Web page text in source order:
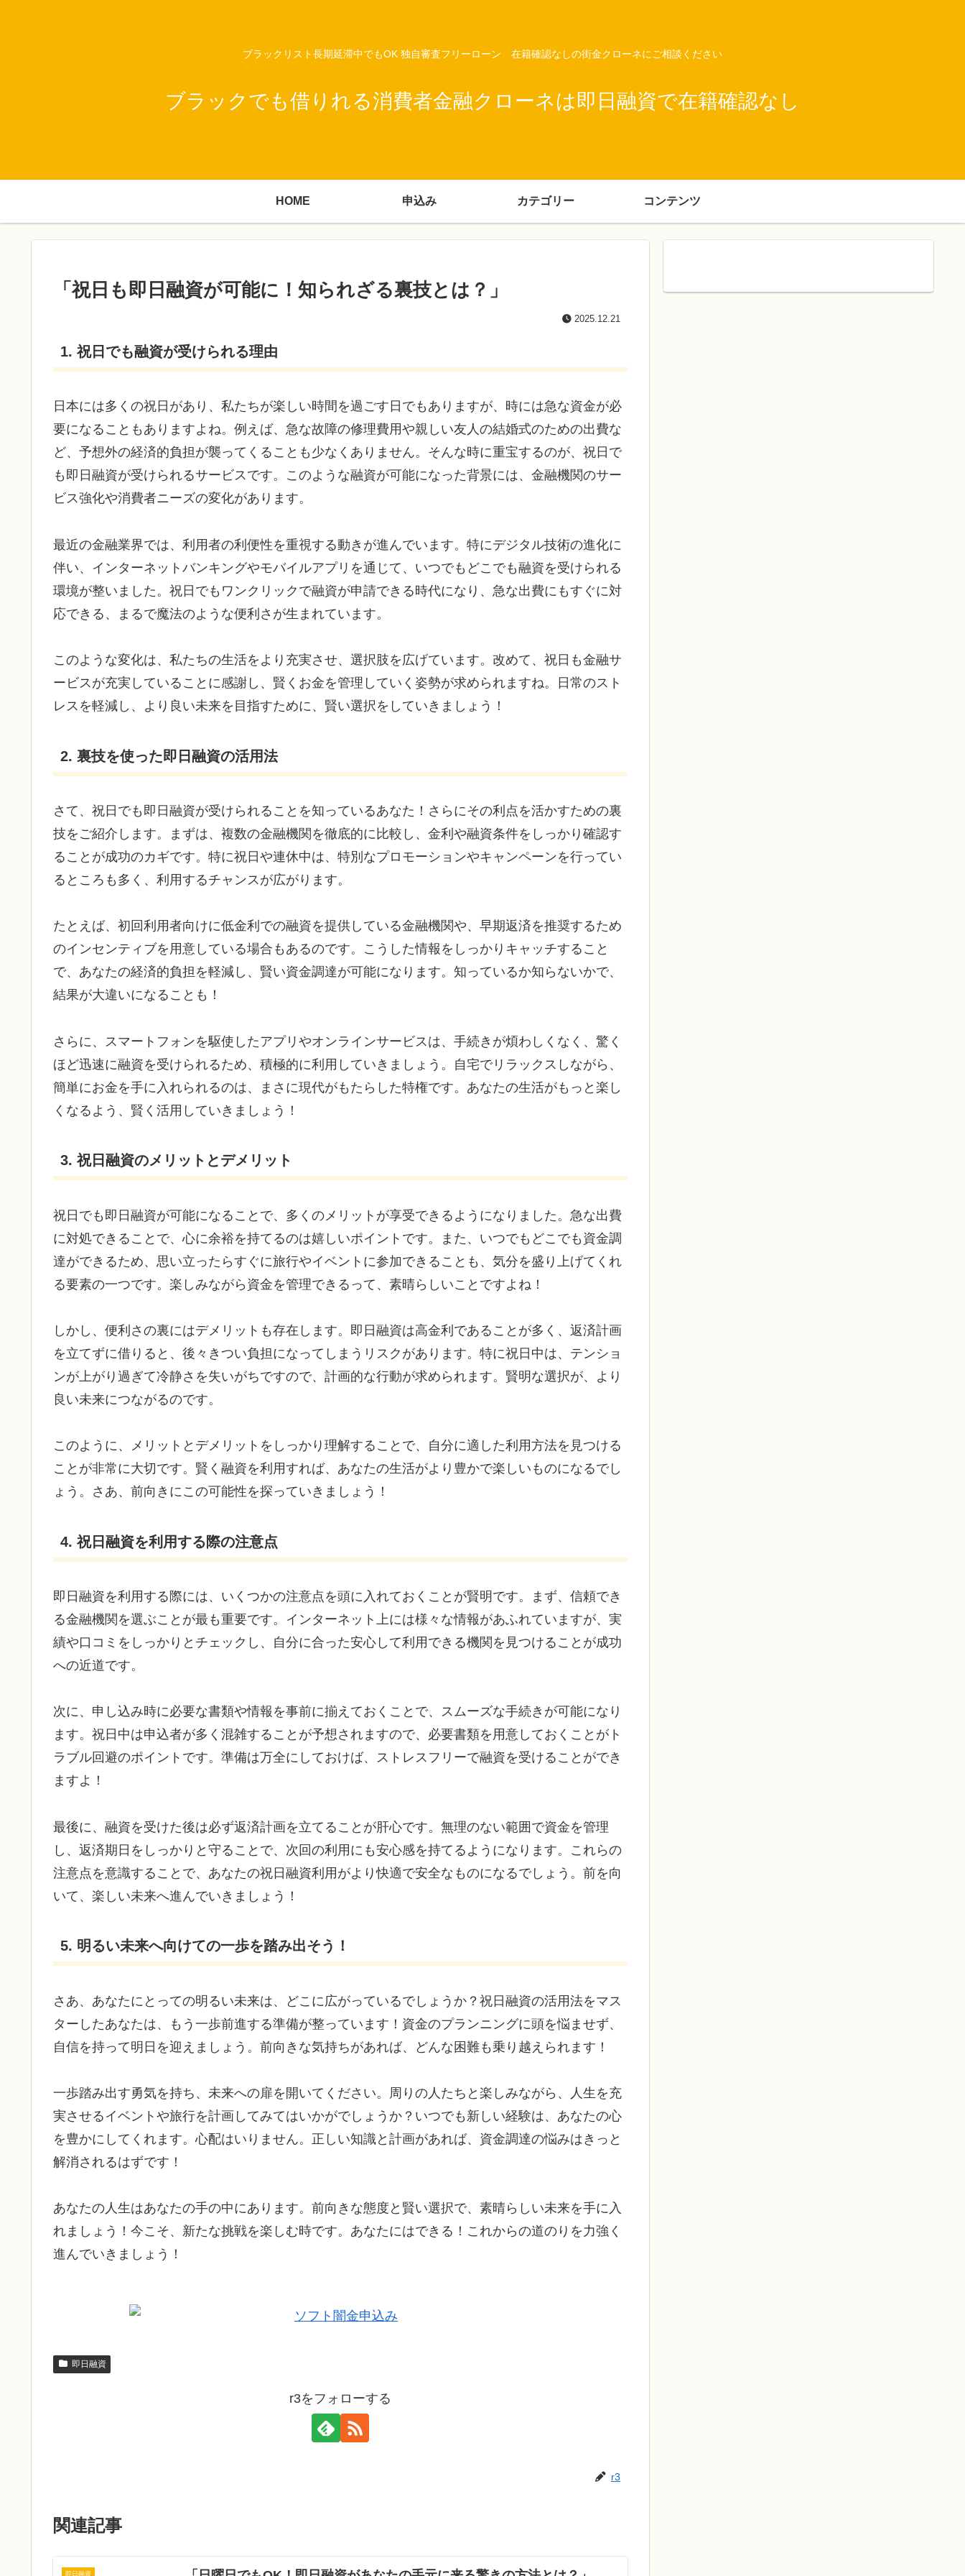
ブラックリスト長期延滞中でもOK 独自審査フリーローン 在籍確認なしの街金クローネにご相談ください
ブラックでも借りれる消費者金融クローネは即日融資で在籍確認なし
HOME 申込み カテゴリー コンテンツ
「祝日も即日融資が可能に！知られざる裏技とは？」
2025.12.21
1. 祝日でも融資が受けられる理由
日本には多くの祝日があり、私たちが楽しい時間を過ごす日でもありますが、時には急な資金が必
要になることもありますよね。例えば、急な故障の修理費用や親しい友人の結婚式のための出費な
ど、予想外の経済的負担が襲ってくることも少なくありません。そんな時に重宝するのが、祝日で
も即日融資が受けられるサービスです。このような融資が可能になった背景には、金融機関のサー
ビス強化や消費者ニーズの変化があります。
最近の金融業界では、利用者の利便性を重視する動きが進んでいます。特にデジタル技術の進化に
伴い、インターネットバンキングやモバイルアプリを通じて、いつでもどこでも融資を受けられる
環境が整いました。祝日でもワンクリックで融資が申請できる時代になり、急な出費にもすぐに対
応できる、まるで魔法のような便利さが生まれています。
このような変化は、私たちの生活をより充実させ、選択肢を広げています。改めて、祝日も金融サ
ービスが充実していることに感謝し、賢くお金を管理していく姿勢が求められますね。日常のスト
レスを軽減し、より良い未来を目指すために、賢い選択をしていきましょう！
2. 裏技を使った即日融資の活用法
さて、祝日でも即日融資が受けられることを知っているあなた！さらにその利点を活かすための裏
技をご紹介します。まずは、複数の金融機関を徹底的に比較し、金利や融資条件をしっかり確認す
ることが成功のカギです。特に祝日や連休中は、特別なプロモーションやキャンペーンを行ってい
るところも多く、利用するチャンスが広がります。
たとえば、初回利用者向けに低金利での融資を提供している金融機関や、早期返済を推奨するため
のインセンティブを用意している場合もあるのです。こうした情報をしっかりキャッチすること
で、あなたの経済的負担を軽減し、賢い資金調達が可能になります。知っているか知らないかで、
結果が大違いになることも！
さらに、スマートフォンを駆使したアプリやオンラインサービスは、手続きが煩わしくなく、驚く
ほど迅速に融資を受けられるため、積極的に利用していきましょう。自宅でリラックスしながら、
簡単にお金を手に入れられるのは、まさに現代がもたらした特権です。あなたの生活がもっと楽し
くなるよう、賢く活用していきましょう！
3. 祝日融資のメリットとデメリット
祝日でも即日融資が可能になることで、多くのメリットが享受できるようになりました。急な出費
に対処できることで、心に余裕を持てるのは嬉しいポイントです。また、いつでもどこでも資金調
達ができるため、思い立ったらすぐに旅行やイベントに参加できることも、気分を盛り上げてくれ
る要素の一つです。楽しみながら資金を管理できるって、素晴らしいことですよね！
しかし、便利さの裏にはデメリットも存在します。即日融資は高金利であることが多く、返済計画
を立てずに借りると、後々きつい負担になってしまうリスクがあります。特に祝日中は、テンショ
ンが上がり過ぎて冷静さを失いがちですので、計画的な行動が求められます。賢明な選択が、より
良い未来につながるのです。
このように、メリットとデメリットをしっかり理解することで、自分に適した利用方法を見つける
ことが非常に大切です。賢く融資を利用すれば、あなたの生活がより豊かで楽しいものになるでし
ょう。さあ、前向きにこの可能性を探っていきましょう！
4. 祝日融資を利用する際の注意点
即日融資を利用する際には、いくつかの注意点を頭に入れておくことが賢明です。まず、信頼でき
る金融機関を選ぶことが最も重要です。インターネット上には様々な情報があふれていますが、実
績や口コミをしっかりとチェックし、自分に合った安心して利用できる機関を見つけることが成功
への近道です。
次に、申し込み時に必要な書類や情報を事前に揃えておくことで、スムーズな手続きが可能になり
ます。祝日中は申込者が多く混雑することが予想されますので、必要書類を用意しておくことがト
ラブル回避のポイントです。準備は万全にしておけば、ストレスフリーで融資を受けることができ
ますよ！
最後に、融資を受けた後は必ず返済計画を立てることが肝心です。無理のない範囲で資金を管理
し、返済期日をしっかりと守ることで、次回の利用にも安心感を持てるようになります。これらの
注意点を意識することで、あなたの祝日融資利用がより快適で安全なものになるでしょう。前を向
いて、楽しい未来へ進んでいきましょう！
5. 明るい未来へ向けての一歩を踏み出そう！
さあ、あなたにとっての明るい未来は、どこに広がっているでしょうか？祝日融資の活用法をマス
ターしたあなたは、もう一歩前進する準備が整っています！資金のプランニングに頭を悩ませず、
自信を持って明日を迎えましょう。前向きな気持ちがあれば、どんな困難も乗り越えられます！
一歩踏み出す勇気を持ち、未来への扉を開いてください。周りの人たちと楽しみながら、人生を充
実させるイベントや旅行を計画してみてはいかがでしょうか？いつでも新しい経験は、あなたの心
を豊かにしてくれます。心配はいりません。正しい知識と計画があれば、資金調達の悩みはきっと
解消されるはずです！
あなたの人生はあなたの手の中にあります。前向きな態度と賢い選択で、素晴らしい未来を手に入
れましょう！今こそ、新たな挑戦を楽しむ時です。あなたにはできる！これからの道のりを力強く
進んでいきましょう！
即日融資
r3をフォローする
r3
関連記事
即日融資